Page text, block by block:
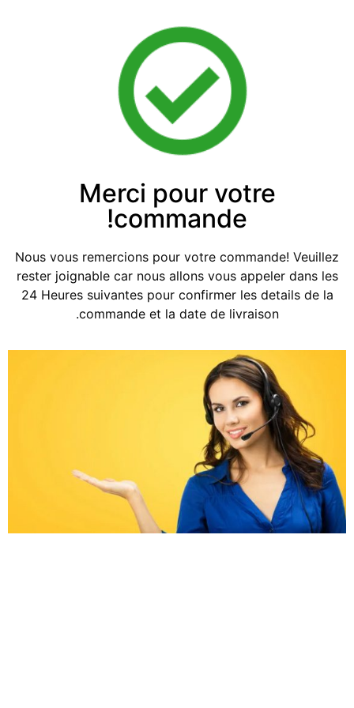
Merci pour votre
commande!
Nous vous remercions pour votre commande! Veuillez
rester joignable car nous allons vous appeler dans les
24 Heures suivantes pour confirmer les details de la
commande et la date de livraison.